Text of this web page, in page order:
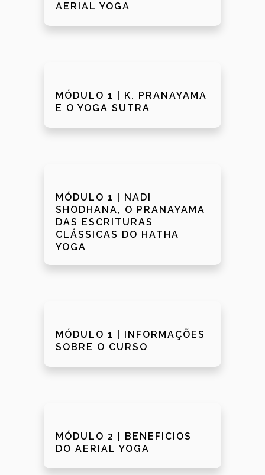
AERIAL YOGA
MÓDULO 1 | K. PRANAYAMA
E O YOGA SUTRA
MÓDULO 1 | NADI
SHODHANA, O PRANAYAMA
DAS ESCRITURAS
CLÁSSICAS DO HATHA
YOGA
MÓDULO 1 | INFORMAÇÕES
SOBRE O CURSO
MÓDULO 2 | BENEFICIOS
DO AERIAL YOGA